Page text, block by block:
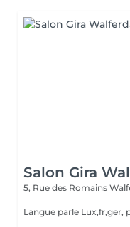
Salon Gira
5, Rue des Romains
Langue parle Lux,fr,ger,